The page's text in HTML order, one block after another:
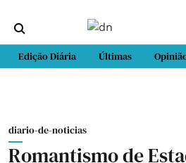
Edição Diária Últimas
diario-de-noticias
Romantismo de